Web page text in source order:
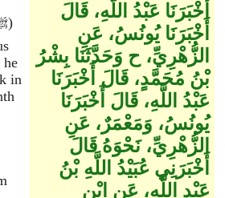
he
in
أَخْبَرَنَا عَبْدُ اللَّهِ، قَالَ
أَخْبَرَنَا يُونُسُ، عَنِ
الزُّهْرِيِّ، ح وَحَدَّثَنَا بِشْرُ
بْنُ مُحَمَّدٍ، قَالَ أَخْبَرَنَا
عَبْدُ اللَّهِ، قَالَ أَخْبَرَنَا
يُونُسُ، وَمَعْمَرٌ، عَنِ
الزُّهْرِيِّ، نَحْوَهُ قَالَ
أَخْبَرَنِي عُبَيْدُ اللَّهِ بْنُ
عَبْدِ اللَّهِ، عَنِ ابْنِ